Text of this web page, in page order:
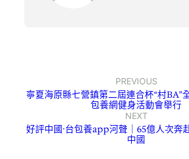
PREVIOUS
寧夏海原縣七營鎮第二屆連合杯“村BA”
包養網健身活動會舉行
NEXT
好評中國·台包養app河聲｜65億人次奔
中國